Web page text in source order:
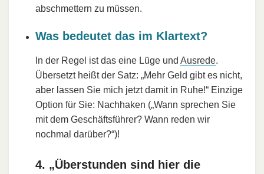
abschmettern zu müssen.
Was bedeutet das im Klartext?
In der Regel ist das eine Lüge und Ausrede.
Übersetzt heißt der Satz: „Mehr Geld gibt es nicht,
aber lassen Sie mich jetzt damit in Ruhe!“ Einzige
Option für Sie: Nachhaken („Wann sprechen Sie
mit dem Geschäftsführer? Wann reden wir
nochmal darüber?“)!
4. „Überstunden sind hier die